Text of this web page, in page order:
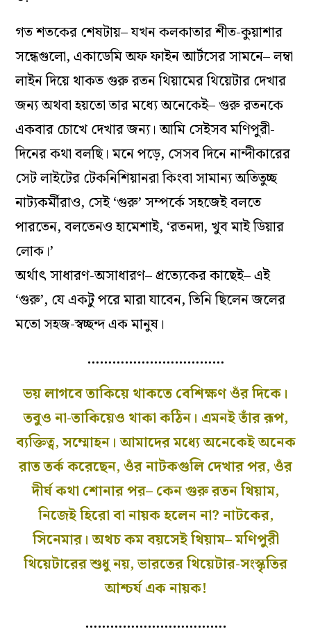
গত শতকের শেষটায়– যখন কলকাতার শীত-কুয়াশার
সন্ধেগুলো, একাডেমি অফ ফাইন আর্টসের সামনে– লম্বা
লাইন দিয়ে থাকত গুরু রতন থিয়ামের থিয়েটার দেখার
জন‌্য অথবা হয়তো তার মধ্যে অনেকেই– গুরু রতনকে
একবার চোখে দেখার জন‌্য। আমি সেইসব মণিপুরী-
দিনের কথা বলছি। মনে পড়ে, সেসব দিনে নান্দীকারের
সেট লাইটের টেকনিশিয়ানরা কিংবা সামান‌্য অতিতুচ্ছ
নাট‌্যকর্মীরাও, সেই ‘গুরু’ সম্পর্কে সহজেই বলতে
পারতেন, বলতেনও হামেশাই, ‘রতনদা, খুব মাই ডিয়ার
লোক।’
অর্থাৎ সাধারণ-অসাধারণ– প্রত্যেকের কাছেই– এই
‘গুরু’, যে একটু পরে মারা যাবেন, তিনি ছিলেন জলের
মতো সহজ-স্বচ্ছন্দ এক মানুষ।
……………………………
ভয় লাগবে তাকিয়ে থাকতে বেশিক্ষণ ওঁর দিকে।
তবুও না-তাকিয়েও থাকা কঠিন। এমনই তাঁর রূপ,
ব‌্যক্তিত্ব, সম্মোহন। আমাদের মধ্যে অনেকেই অনেক
রাত তর্ক করেছেন, ওঁর নাটকগুলি দেখার পর, ওঁর
দীর্ঘ কথা শোনার পর– কেন গুরু রতন থিয়াম,
নিজেই হিরো বা নায়ক হলেন না? নাটকের,
সিনেমার। অথচ কম বয়সেই থিয়াম– মণিপুরী
থিয়েটারের শুধু নয়, ভারতের থিয়েটার-সংস্কৃতির
আশ্চর্য এক নায়ক!
…………………………….